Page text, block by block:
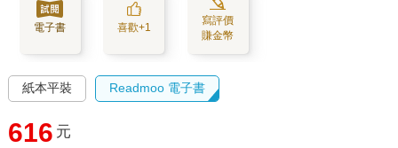
電子書 喜歡+1
寫評價
賺金幣
紙本平裝 Readmoo 電子書
616 元